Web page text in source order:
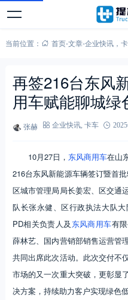
当前位置： 首页-文章-企业快讯，
再签216台东风
用车赋能聊城绿
张赫 企业快讯, 卡车
10月27日， 东风商用车在山
216台东风新能源车辆签订暨首
区城市管理局局长姜宏、区交通
队长张永健、区行政执法大队
PD相关负责人及 东风商用车有
薛林艺、国内营销部销售运营管
共同出席此次活动。此次交付不
市场的又一次重大突破，更彰显
决方案，持续助力客户实现绿色